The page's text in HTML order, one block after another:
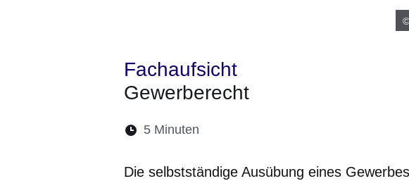
Fachaufsicht
Gewerberecht
Lesedauer:
5 Minuten
Die selbstständige Ausübung eines